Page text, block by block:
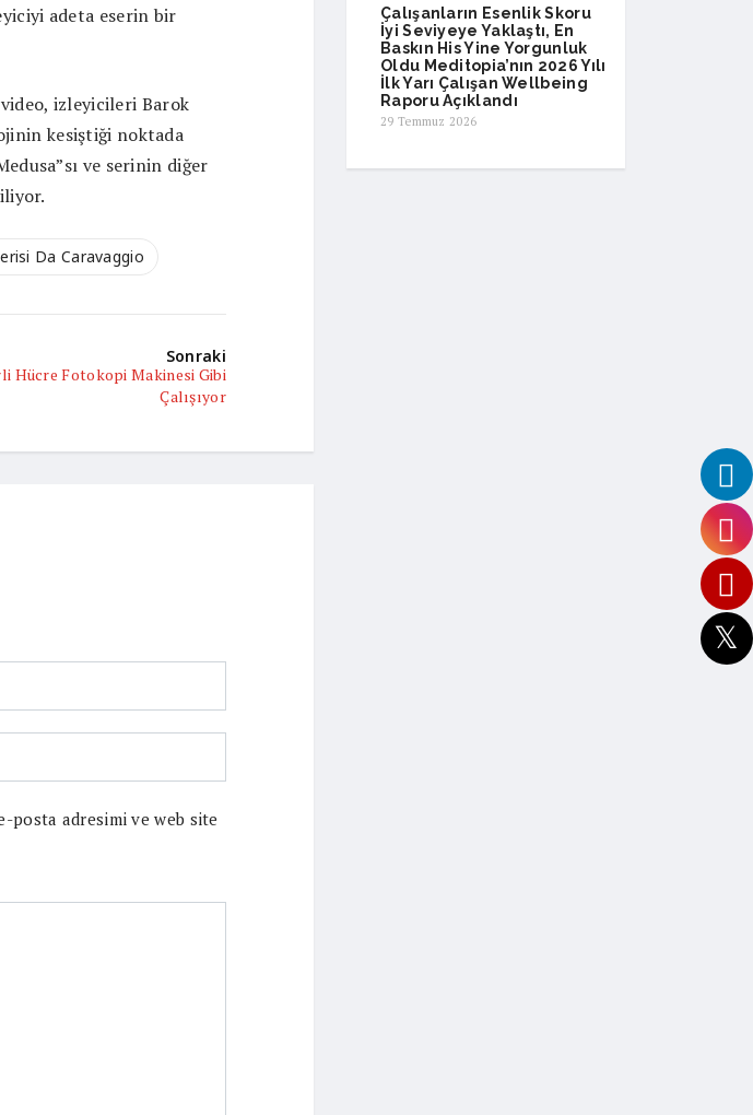
adeta eserin bir
izleyicileri Barok
kesiştiği noktada
ve serinin diğer
Da Caravaggio
Sonraki
Hücre Fotokopi Makinesi Gibi
Çalışıyor
posta adresimi ve web site
Çalışanların Esenlik Skoru
İyi Seviyeye Yaklaştı, En
Baskın His Yine Yorgunluk
Oldu Meditopia’nın 2026 Yılı
İlk Yarı Çalışan Wellbeing
Raporu Açıklandı
29 Temmuz 2026